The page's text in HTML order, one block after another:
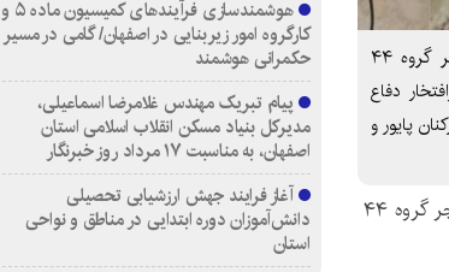
محفل نورانی انس با قرآن کریم به مناسبت هفته دفاع مقدس در مسجد فجر گروه ۴۴
دفاع
پایور و
محفل نورانی انس با قرآن کریم به مناسبت هفته دفاع مقدس در مسجد فجر گروه ۴۴
هوشمندسازی فرآیندهای کمیسیون ماده ۵ و
کارگروه امور زیربنایی در اصفهان/ گامی در مسیر
حکمرانی هوشمند
پیام تبریک مهندس غلامرضا اسماعیلی،
مدیرکل بنیاد مسکن انقلاب اسلامی استان
اصفهان، به مناسبت ۱۷ مرداد روز خبرنگار
آغاز فرایند جهش ارزشیابی تحصیلی
دانش‌آموزان دوره ابتدایی در مناطق و نواحی
استان